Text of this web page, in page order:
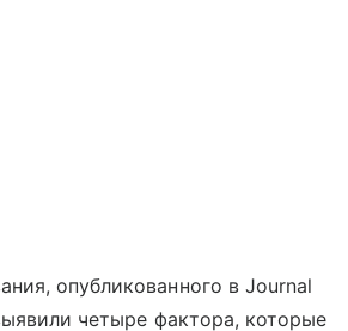
опубликованного в Journal
четыре фактора, которые